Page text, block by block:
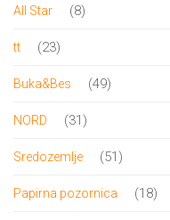
All Star 88
tt 2323
Buka&Bes 4949
NORD 31 31
Sredozemlje 51 51
Papirna pozornica 1818